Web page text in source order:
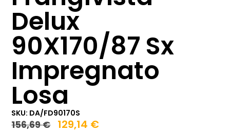
Delux
90X170/87 Sx
Impregnato
Losa
SKU: DA/FD90170S
156,69€ 129,14 €